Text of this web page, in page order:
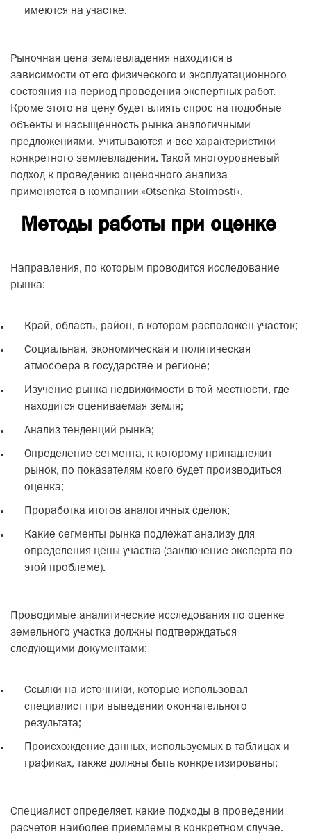
имеются на участке.
Рыночная цена землевладения находится в
зависимости от его физического и эксплуатационного
состояния на период проведения экспертных работ.
Кроме этого на цену будет влиять спрос на подобные
объекты и насыщенность рынка аналогичными
предложениями. Учитываются и все характеристики
конкретного землевладения. Такой многоуровневый
подход к проведению оценочного анализа
применяется в компании «Otsenka Stoimosti».
Методы работы при оценке
Направления, по которым проводится исследование
рынка:
Край, область, район, в котором расположен участок;
Социальная, экономическая и политическая
атмосфера в государстве и регионе;
Изучение рынка недвижимости в той местности, где
находится оцениваемая земля;
Анализ тенденций рынка;
Определение сегмента, к которому принадлежит
рынок, по показателям коего будет производиться
оценка;
Проработка итогов аналогичных сделок;
Какие сегменты рынка подлежат анализу для
определения цены участка (заключение эксперта по
этой проблеме).
Проводимые аналитические исследования по оценке
земельного участка должны подтверждаться
следующими документами:
Ссылки на источники, которые использовал
специалист при выведении окончательного
результата;
Происхождение данных, используемых в таблицах и
графиках, также должны быть конкретизированы;
Специалист определяет, какие подходы в проведении
расчетов наиболее приемлемы в конкретном случае.